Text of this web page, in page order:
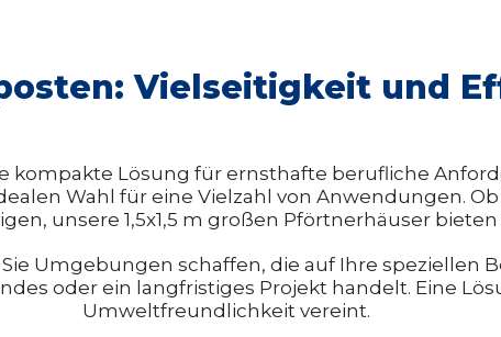
Vielseitigkeit und
kompakte Lösung für ernsthafte berufliche
Wahl für eine Vielzahl von Anwendungen.
unsere 1,5x1,5 m großen Pförtnerhäuser
Umgebungen schaffen, die auf Ihre speziellen
oder ein langfristiges Projekt handelt. Eine
Umweltfreundlichkeit vereint.